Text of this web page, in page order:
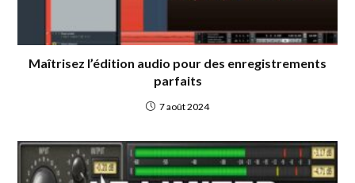
Maîtrisez l’édition audio pour des enregistrements
parfaits
7 août 2024